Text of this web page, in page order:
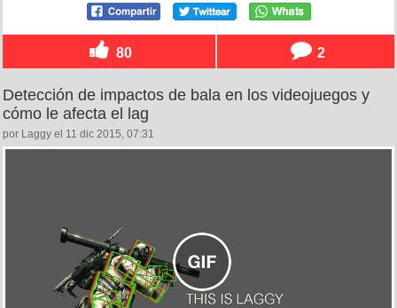
80 2
Detección de impactos de bala en los videojuegos y
cómo le afecta el lag
por Laggy el 11 dic 2015, 07:31